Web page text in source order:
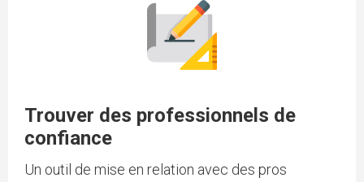
Trouver des professionnels de
confiance
Un outil de mise en relation avec des pros